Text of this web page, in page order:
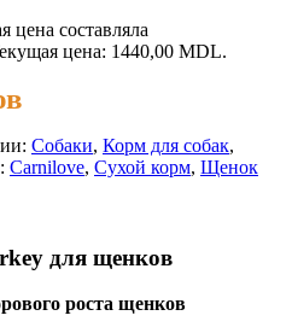
цена составляла
цена: 1440,00 MDL.
Cобаки, Корм для собак,
Carnilove, Сухой корм, Щенок
для щенков
роста щенков